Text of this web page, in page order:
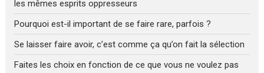
les mêmes esprits oppresseurs
Pourquoi est-il important de se faire rare, parfois ?
Se laisser faire avoir, c’est comme ça qu’on fait la sélection
Faites les choix en fonction de ce que vous ne voulez pas